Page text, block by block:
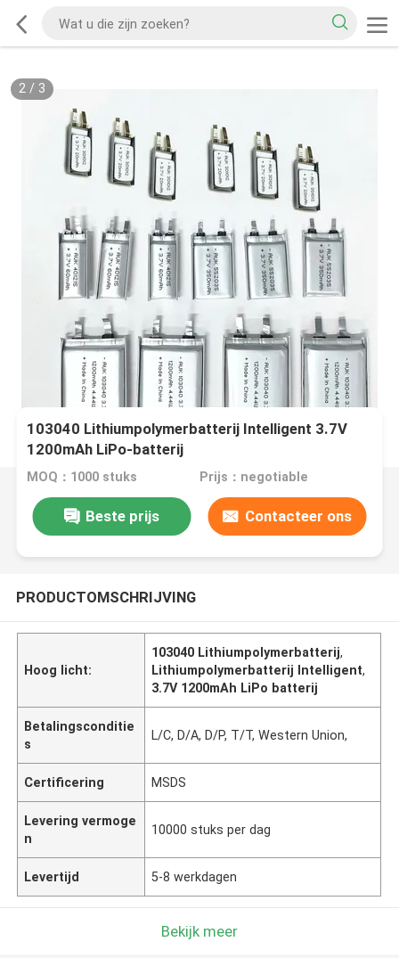
2/ 3
103040 Lithiumpolymerbatterij Intelligent 3.7V
1200mAh LiPo-batterij
MOQ：1000 stuks Prijs：negotiable
Beste prijs Contacteer ons
PRODUCTOMSCHRIJVING
Hoog licht:
103040 Lithiumpolymerbatterij,
Lithiumpolymerbatterij Intelligent,
3.7V 1200mAh LiPo batterij
Betalingsconditie
s
L/C, D/A, D/P, T/T, Western Union,
Certificering MSDS
Levering vermoge
n
10000 stuks per dag
Levertijd 5-8 werkdagen
Bekijk meer